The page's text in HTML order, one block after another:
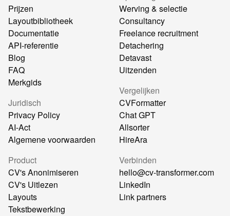
Prijzen
Layoutbibliotheek
Documentatie
API-referentie
Blog
FAQ
Merkgids
Juridisch
Privacy Policy
AI-Act
Algemene voorwaarden
Product
CV's Anonimiseren
CV's Uitlezen
Layouts
Tekstbewerking
Werving & selectie
Consultancy
Freelance recruitment
Detachering
Detavast
Uitzenden
Vergelijken
CVFormatter
Chat GPT
Allsorter
HireAra
Verbinden
hello@cv-transformer.com
LinkedIn
Link partners